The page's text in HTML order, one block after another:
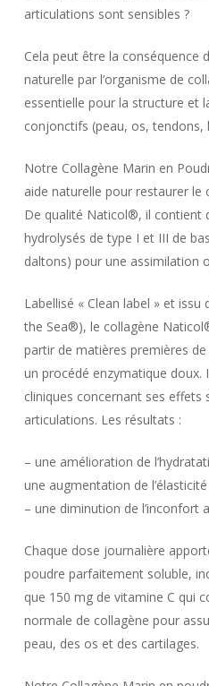
articulations sont sensibles ?
Cela peut être la conséquence
naturelle par l’organisme de
essentielle pour la structure et
conjonctifs (peau, os, tendons,
Notre Collagène Marin en
aide naturelle pour restaurer le
De qualité Naticol®, il contient
hydrolysés de type I et III de
daltons) pour une assimilation
Labellisé « Clean label » et
the Sea®), le collagène
partir de matières premières
un procédé enzymatique doux.
cliniques concernant ses effets
articulations. Les résultats :
– une amélioration de
une augmentation de
– une diminution de l’inconfort
Chaque dose journalière
poudre parfaitement soluble,
que 150 mg de vitamine C qui
normale de collagène pour
peau, des os et des cartilages.